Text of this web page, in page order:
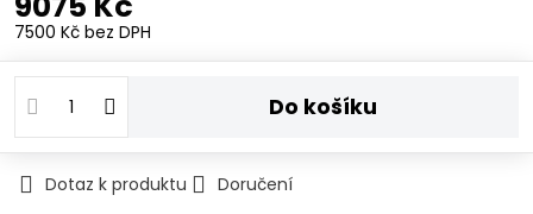
7500 Kč bez DPH
Do košíku
Dotaz k produktu
Doručení